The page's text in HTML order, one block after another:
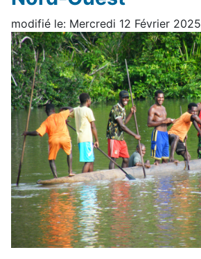
modifié le: Mercredi 12 Février 2025